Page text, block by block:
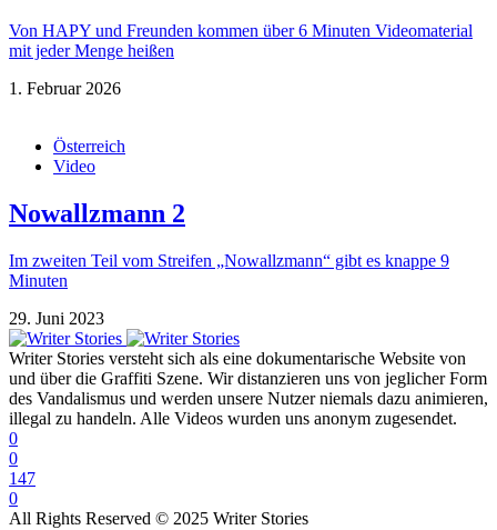
Von HAPY und Freunden kommen über 6 Minuten Videomaterial
mit jeder Menge heißen
1. Februar 2026
Österreich
Video
Nowallzmann 2
Im zweiten Teil vom Streifen „Nowallzmann“ gibt es knappe 9
Minuten
29. Juni 2023
Writer Stories versteht sich als eine dokumentarische Website von
und über die Graffiti Szene. Wir distanzieren uns von jeglicher Form
des Vandalismus und werden unsere Nutzer niemals dazu animieren,
illegal zu handeln. Alle Videos wurden uns anonym zugesendet.
0
0
147
0
All Rights Reserved © 2025 Writer Stories